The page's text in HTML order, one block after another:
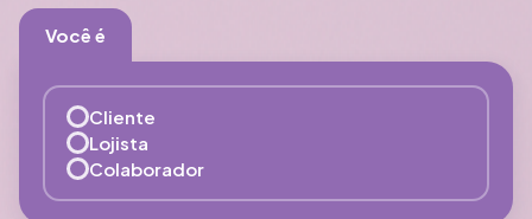
Você é
Cliente
Lojista
Colaborador